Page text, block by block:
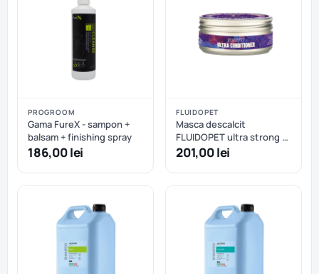
PROGROOM
Gama FureX - sampon +
balsam + finishing spray
186,00 lei
FLUIDOPET
Masca descalcit
FLUIDOPET ultra strong -
200 ml
201,00 lei